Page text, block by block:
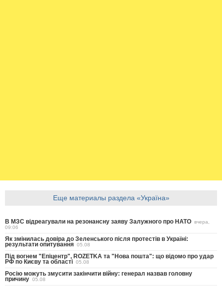
Еще материалы раздела «Україна»
В МЗС відреагували на резонансну заяву Залужного про НАТО вчера,
09:06
Як змінилась довіра до Зеленського після протестів в Україні:
результати опитування 05.08
Під вогнем "Епіцентр", ROZETKA та "Нова пошта": що відомо про удар
РФ по Києву та області 05.08
Росію можуть змусити закінчити війну: генерал назвав головну
причину 05.08